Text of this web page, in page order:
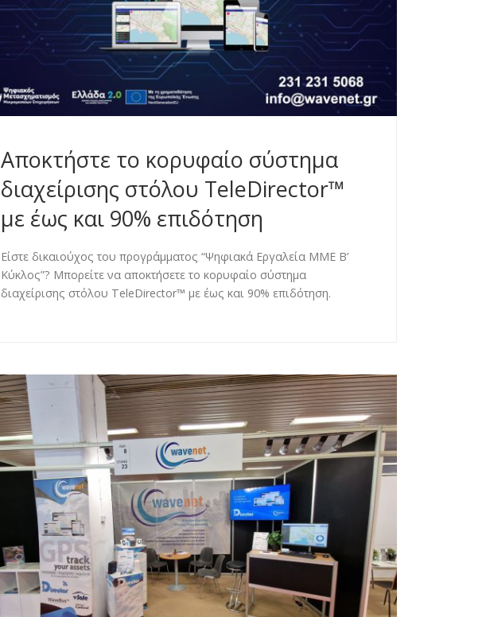
Αποκτήστε το κορυφαίο σύστημα
διαχείρισης στόλου TeleDirector™
με έως και 90% επιδότηση
Είστε δικαιούχος του προγράμματος “Ψηφιακά Εργαλεία ΜΜΕ Β’
Κύκλος”? Μπορείτε να αποκτήσετε το κορυφαίο σύστημα
διαχείρισης στόλου TeleDirector™ με έως και 90% επιδότηση.